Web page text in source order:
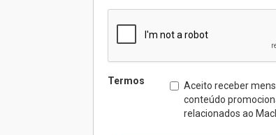
finalista do
com obra sobre
arquitetura
Termos
Aceito receber
conteúdo
relacionados ao